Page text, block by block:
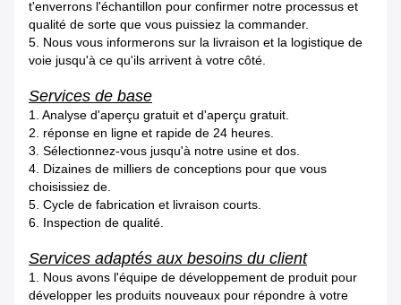
t'enverrons l'échantillon pour confirmer notre processus et
qualité de sorte que vous puissiez la commander.
5. Nous vous informerons sur la livraison et la logistique de
voie jusqu'à ce qu'ils arrivent à votre côté.
Services de base
1. Analyse d'aperçu gratuit et d'aperçu gratuit.
2. réponse en ligne et rapide de 24 heures.
3. Sélectionnez-vous jusqu'à notre usine et dos.
4. Dizaines de milliers de conceptions pour que vous
choisissiez de.
5. Cycle de fabrication et livraison courts.
6. Inspection de qualité.
Services adaptés aux besoins du client
1. Nous avons l'équipe de développement de produit pour
développer les produits nouveaux pour répondre à votre